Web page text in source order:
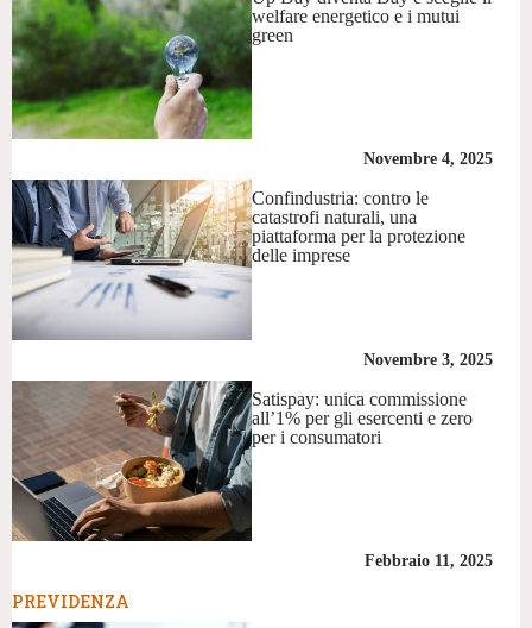
welfare energetico e i mutui
green
Novembre 4, 2025
Confindustria: contro le
catastrofi naturali, una
piattaforma per la protezione
delle imprese
Novembre 3, 2025
Satispay: unica commissione
all’1% per gli esercenti e zero
per i consumatori
Febbraio 11, 2025
PREVIDENZA